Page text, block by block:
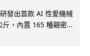
發出首款 AI 性愛機械
，內置 165 種親密...